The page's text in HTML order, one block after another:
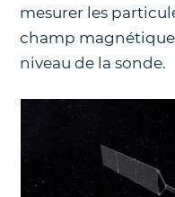
mesurer les
champ magnétique
niveau de la sonde.